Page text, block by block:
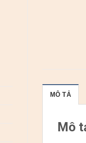
MÔ TẢ
Mô